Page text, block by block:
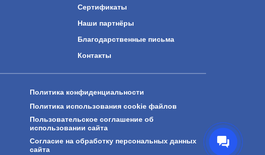
Сертификаты
Наши партнёры
Благодарственные письма
Контакты
Политика конфиденциальности
Политика использования cookie файлов
Пользовательское соглашение об
использовании сайта
Согласие на обработку персональных данных
сайта